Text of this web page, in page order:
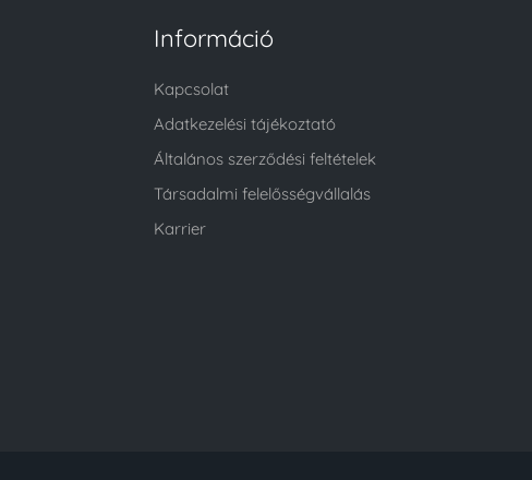
Információ
Kapcsolat
Adatkezelési tájékoztató
Általános szerződési feltételek
Társadalmi felelősségvállalás
Karrier